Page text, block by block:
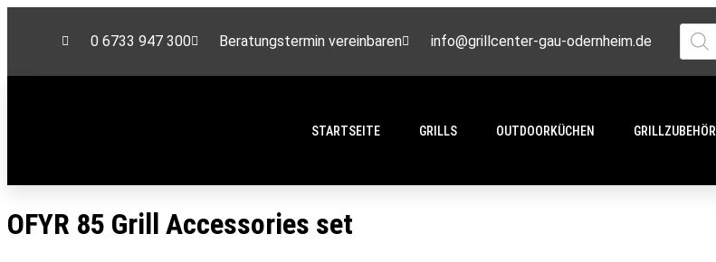
0 6733 947 300 Beratungstermin vereinbaren info@grillcenter-gau-odernheim.de
STARTSEITE GRILLS OUTDOORKÜCHEN GRILLZUBEHÖR
OFYR 85 Grill Accessories set